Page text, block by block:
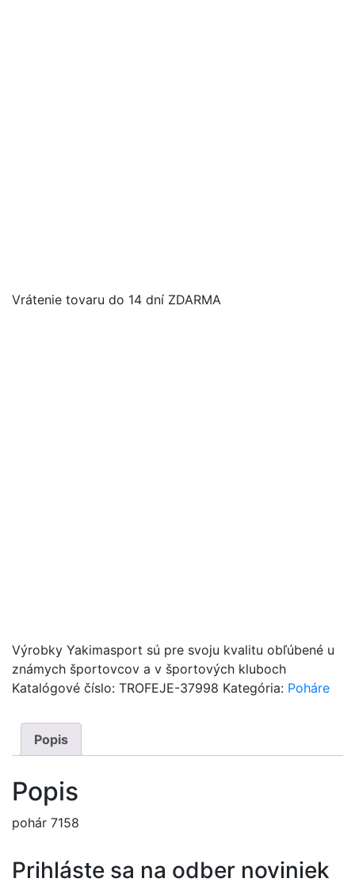
Vrátenie tovaru do 14 dní ZDARMA
Výrobky Yakimasport sú pre svoju kvalitu obľúbené u
známych športovcov a v športových kluboch
Katalógové číslo: TROFEJE-37998 Kategória: Poháre
Popis
Popis
pohár 7158
Prihláste sa na odber noviniek